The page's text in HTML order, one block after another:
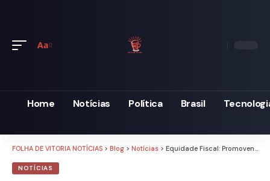
Font
Aa
Home Notícias Política Brasil
FOLHA DE VITORIA NOTÍCIAS > Blog > Notícias > Equidade Fiscal: Promovendo Justiça e Desenvolvimento
NOTÍCIAS